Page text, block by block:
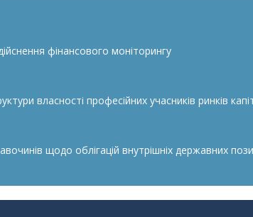
фінансового моніторингу
власності професійних учасників ринків
щодо облігацій внутрішніх державних